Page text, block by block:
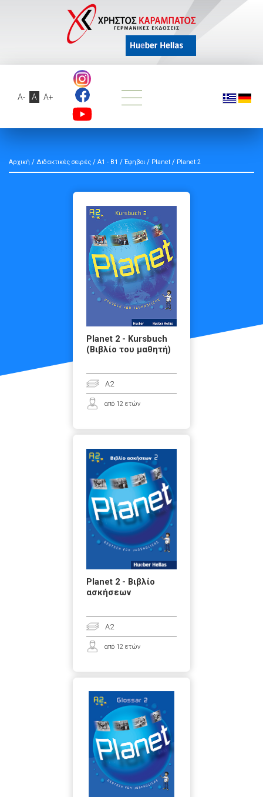
A- A A+
Αρχική / Διδακτικές σειρές / A1 - B1 / Έφηβοι / Planet / Planet 2
Planet 2 - Kursbuch
(Βιβλίο του μαθητή)
A2
από 12 ετών
Planet 2 - Βιβλίο
ασκήσεων
A2
από 12 ετών